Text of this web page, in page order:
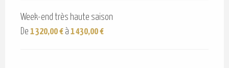
Week-end très haute saison
De 1 320,00 € à 1 430,00 €